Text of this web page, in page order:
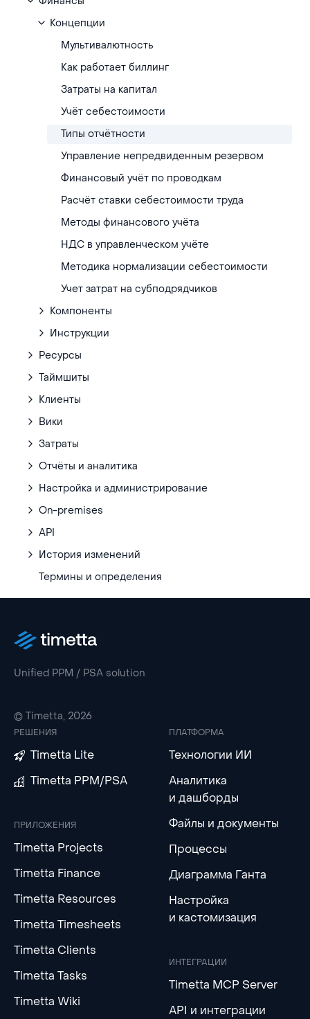
Концепции
Мультивалютность
Как работает биллинг
Затраты на капитал
Учёт себестоимости
Типы отчётности
Управление непредвиденным резервом
Финансовый учёт по проводкам
Расчёт ставки себестоимости труда
Методы финансового учёта
НДС в управленческом учёте
Методика нормализации себестоимости
Учет затрат на субподрядчиков
Компоненты
Инструкции
Ресурсы
Таймшиты
Клиенты
Вики
Затраты
Отчёты и аналитика
Настройка и администрирование
On-premises
API
История изменений
Термины и определения
Unified PPM / PSA solution
© Timetta, 2026
РЕШЕНИЯ
Timetta Lite
Timetta PPM/PSA
ПРИЛОЖЕНИЯ
Timetta Projects
Timetta Finance
Timetta Resources
Timetta Timesheets
Timetta Clients
Timetta Tasks
Timetta Wiki
ПЛАТФОРМА
Технологии ИИ
Аналитика
и дашборды
Файлы и документы
Процессы
Диаграмма Ганта
Настройка
и кастомизация
ИНТЕГРАЦИИ
Timetta MCP Server
API и интеграции